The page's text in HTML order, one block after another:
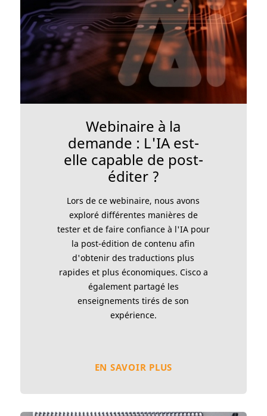
Webinaire à la
demande : L'IA est-
elle capable de post-
éditer ?
Lors de ce webinaire, nous avons
exploré différentes manières de
tester et de faire confiance à l'IA pour
la post-édition de contenu afin
d'obtenir des traductions plus
rapides et plus économiques. Cisco a
également partagé les
enseignements tirés de son
expérience.
EN SAVOIR PLUS